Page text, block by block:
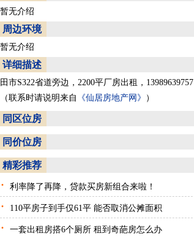
暂无介绍
周边环境
暂无介绍
详细描述
田市S322省道旁边，2200平厂房出租，13989639757
（联系时请说明来自
《仙居房地产网》 ）
同区位房
同价位房
精彩推荐
· 利率降了再降，贷款买房新组合来啦！
· 110平房子到手仅61平 能否取消公摊面积
· 一套出租房搭6个厕所 租到奇葩房怎么办